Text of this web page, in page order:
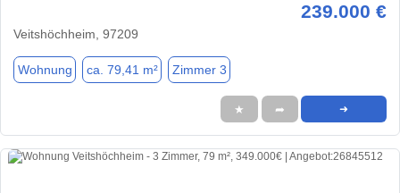
239.000 €
Veitshöchheim, 97209
Wohnung ca. 79,41 m² Zimmer 3
★ ➦ ➜